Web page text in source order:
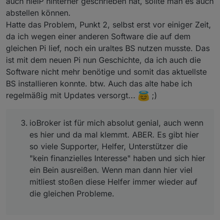
ioBroker ist für mich absolut genial, auch wenn es
hier und da mal klemmt. ABER. Es gibt hier so viele
Supporter, Helfer, Unterstützer die "kein finanzielles
Interesse" haben und sich hier ein Bein ausreißen.
Wenn man dann hier viel mitliest stoßen diese
Helfer immer wieder auf die gleichen Probleme.
a) veraltete Adapter
b) veraltetetes ungepflegtes Betriebssystem
c) ominöse Erklärungen "wie was gemacht wird"
abstellen können.
Hatte das Problem, Punkt 2, selbst erst vor einiger Zeit,
da ich wegen einer anderen Software die auf dem
gleichen Pi lief, noch ein uraltes BS nutzen musste. Das
ist mit dem neuen Pi nun Geschichte, da ich auch die
Software nicht mehr benötige und somit das aktuellste
BS installieren konnte. btw. Auch das alte habe ich
regelmäßig mit Updates versorgt...
;)
ioBroker ist für mich absolut genial, auch wenn
es hier und da mal klemmt. ABER. Es gibt hier
so viele Supporter, Helfer, Unterstützer die
"kein finanzielles Interesse" haben und sich hier
ein Bein ausreißen. Wenn man dann hier viel
mitliest stoßen diese Helfer immer wieder auf
die gleichen Probleme.